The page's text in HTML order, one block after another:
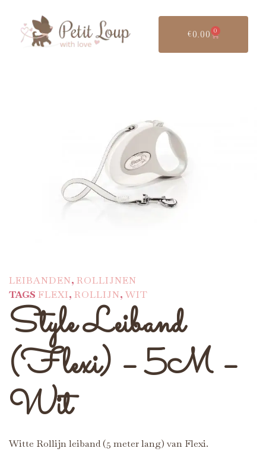
€0.00 0
LEIBANDEN, ROLLIJNEN
TAGS FLEXI, ROLLIJN, WIT
Style Leiband
(Flexi) – 5M –
Wit
Witte Rollijn leiband (5 meter lang) van Flexi.